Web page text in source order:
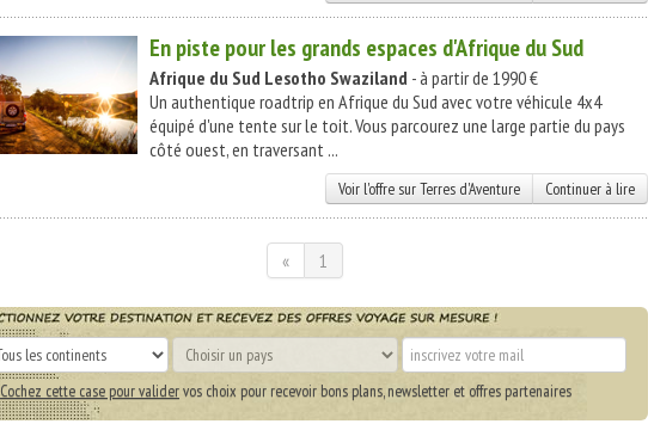
En piste pour les grands espaces d'Afrique du Sud
Afrique du Sud Lesotho Swaziland - à partir de 1990 €
Un authentique roadtrip en Afrique du Sud avec votre véhicule 4x4
équipé d'une tente sur le toit. Vous parcourez une large partie du pays
côté ouest, en traversant ...
Voir l'offre sur Terres d'Aventure Continuer à lire
« 1
Cochez cette case pour validervos choix pour recevoir bons plans, newsletter et offres partenaires